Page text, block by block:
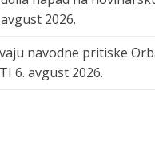
2026.
navodne pritiske
6. avgust 2026.